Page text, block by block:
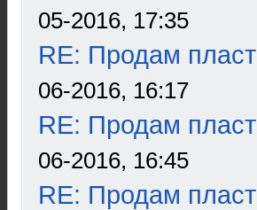
05-2016, 17:35
RE: Продам
06-2016, 16:17
RE: Продам
06-2016, 16:45
RE: Продам